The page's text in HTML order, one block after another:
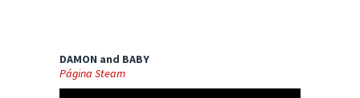
DAMON and BABY
Página Steam